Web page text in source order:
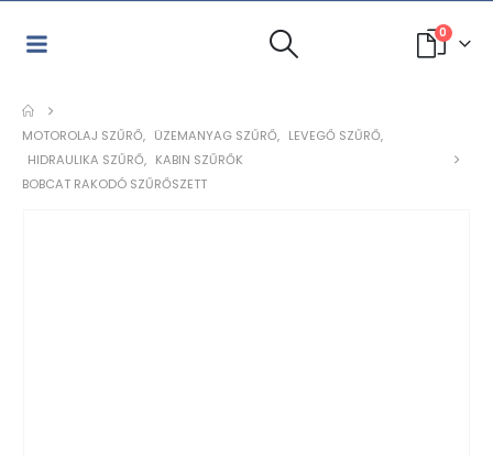
0
MOTOROLAJ SZŰRŐ, ÜZEMANYAG SZŰRŐ, LEVEGŐ SZŰRŐ,
HIDRAULIKA SZŰRŐ, KABIN SZŰRŐK
BOBCAT RAKODÓ SZŰRŐSZETT